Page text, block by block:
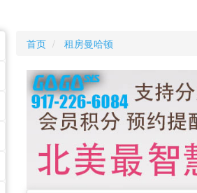
首页 租房曼哈顿